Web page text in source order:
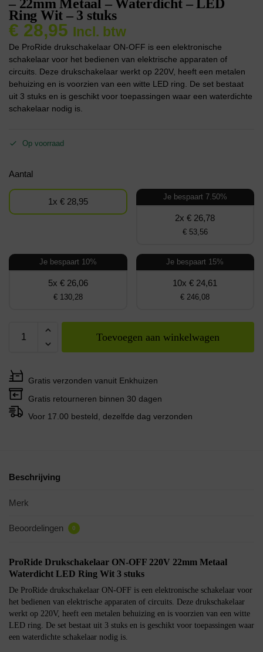
– 22mm Metaal – Waterdicht – LED
Ring Wit – 3 stuks
€ 28,95 Incl. btw
De ProRide drukschakelaar ON-OFF is een elektronische
schakelaar voor het bedienen van elektrische apparaten of
circuits. Deze drukschakelaar werkt op 220V, heeft een metalen
behuizing en is voorzien van een witte LED ring. De set bestaat
uit 3 stuks en is geschikt voor toepassingen waar een waterdichte
schakelaar nodig is.
Op voorraad
Aantal
1x € 28,95 Je bespaart 7.50%
2x € 26,78
€ 53,56
Je bespaart 10%
5x € 26,06
€ 130,28
Je bespaart 15%
10x € 24,61
€ 246,08
Toevoegen aan winkelwagen
Gratis verzonden vanuit Enkhuizen
Gratis retourneren binnen 30 dagen
Voor 17.00 besteld, dezelfde dag verzonden
Beschrijving
Merk
Beoordelingen 0
ProRide Drukschakelaar ON-OFF 220V 22mm Metaal
Waterdicht LED Ring Wit 3 stuks
De ProRide drukschakelaar ON-OFF is een elektronische schakelaar voor
het bedienen van elektrische apparaten of circuits. Deze drukschakelaar
werkt op 220V, heeft een metalen behuizing en is voorzien van een witte
LED ring. De set bestaat uit 3 stuks en is geschikt voor toepassingen waar
een waterdichte schakelaar nodig is.